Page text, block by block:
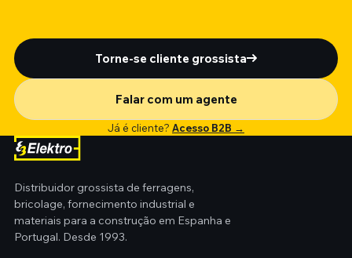
Torne-se cliente grossista
Falar com um agente
Já é cliente? Acesso B2B →
Distribuidor grossista de ferragens,
bricolage, fornecimento industrial e
materiais para a construção em Espanha e
Portugal. Desde 1993.